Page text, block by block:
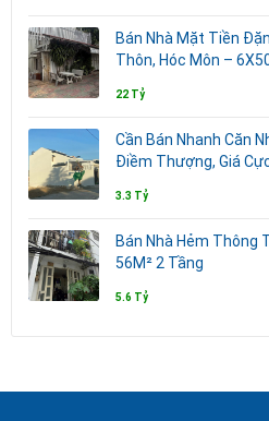
Bán Nhà Mặt Tiền
Thôn, Hóc Môn –
22 Tỷ
Cần Bán Nhanh Căn
Điềm Thượng, Giá
3.3 Tỷ
Bán Nhà Hẻm Thông
56M² 2 Tầng
5.6 Tỷ